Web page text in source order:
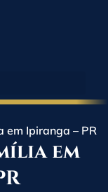
Ipiranga – PR
em